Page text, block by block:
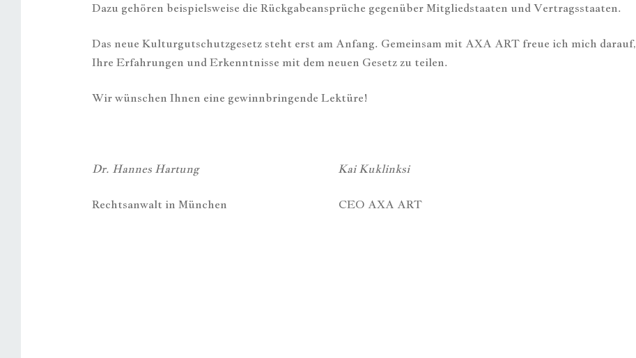
Dazu gehören beispielsweise die Rückgabeansprüche gegenüber Mitgliedstaaten und Vertragsstaaten.
Das neue Kulturgutschutzgesetz steht erst am Anfang. Gemeinsam mit AXA ART freue ich mich darauf,
Ihre Erfahrungen und Erkenntnisse mit dem neuen Gesetz zu teilen.
Wir wünschen Ihnen eine gewinnbringende Lektüre!
Dr. Hannes Hartung Kai Kuklinksi
Rechtsanwalt in München CEO AXA ART